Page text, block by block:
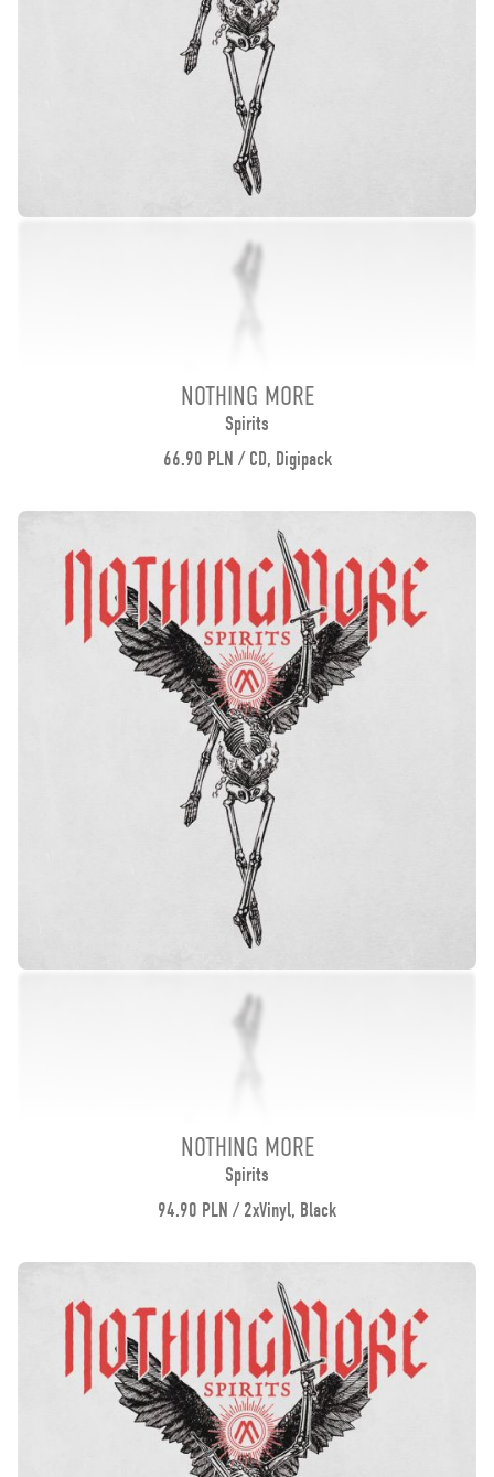
NOTHING MORE
Spirits
66.90 PLN / CD, Digipack
NOTHING MORE
Spirits
94.90 PLN / 2xVinyl, Black